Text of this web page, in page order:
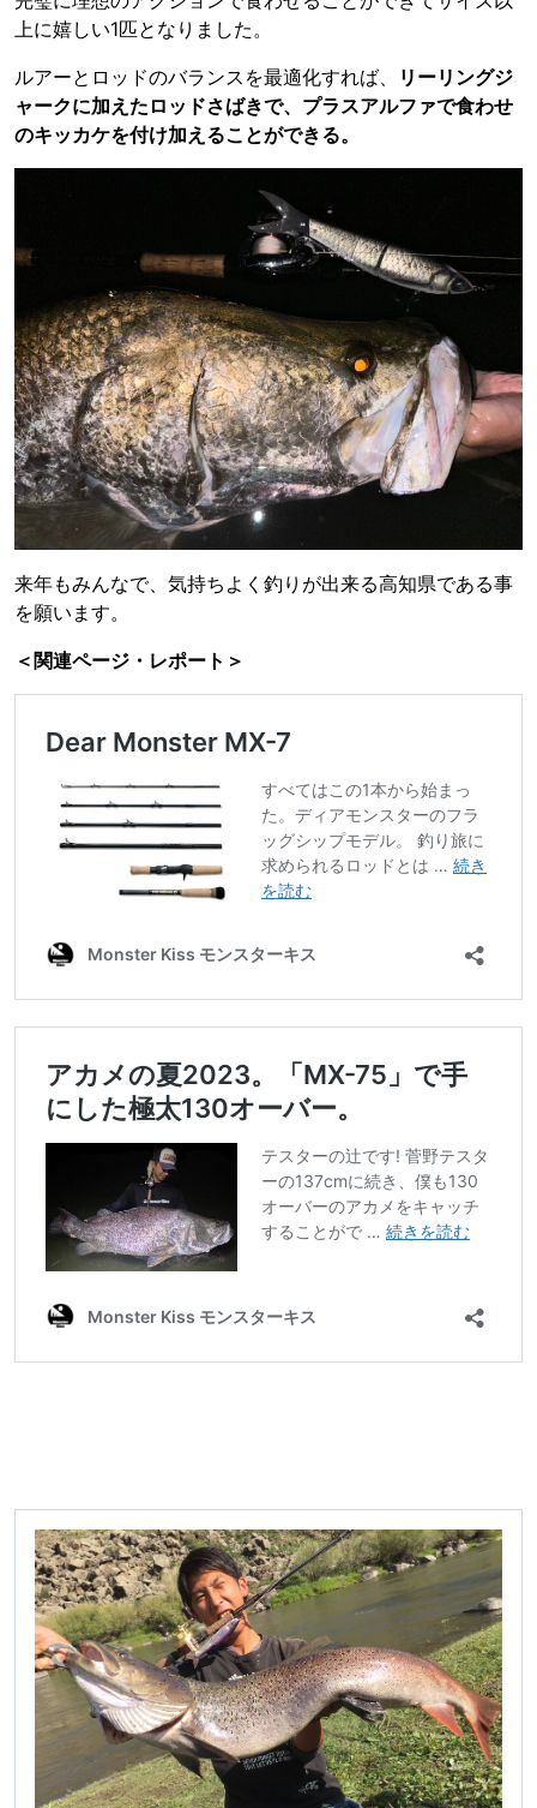
上に嬉しい1匹となりました。
ルアーとロッドのバランスを最適化すれば、
リーリングジ
ャークに加えたロッドさばきで、プラスアルファで食わせ
のキッカケを付け加えることができる。
来年もみんなで、気持ちよく釣りが出来る高知県である事
を願います。
＜関連ページ・レポート＞